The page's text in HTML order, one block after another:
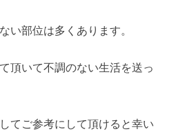
い部位は多くあります。
頂いて不調のない生活を送っ
てご参考にして頂けると幸い